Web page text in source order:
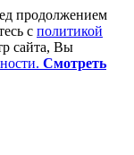
продолжением
с политикой
сайта, Вы
Смотреть